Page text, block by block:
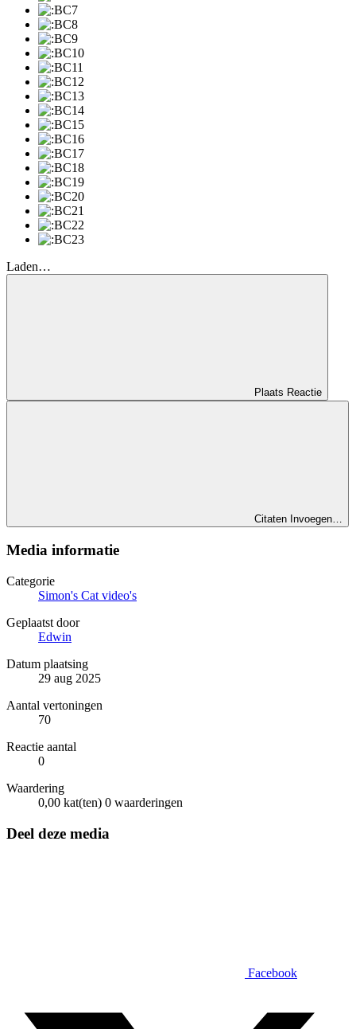
Laden…
Plaats Reactie
Citaten Invoegen…
Media informatie
Categorie
Simon's Cat video's
Geplaatst door
Edwin
Datum plaatsing
29 aug 2025
Aantal vertoningen
70
Reactie aantal
0
Waardering
0,00 kat(ten) 0 waarderingen
Deel deze media
Facebook